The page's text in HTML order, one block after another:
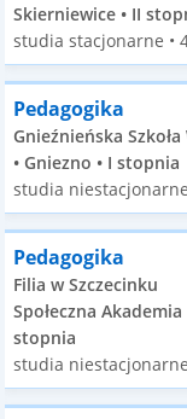
Skierniewice • II
studia stacjonarne •
Pedagogika
Gnieźnieńska
• Gniezno • I stopnia
studia
Pedagogika
Filia w Szczecinku
Społeczna
stopnia
studia